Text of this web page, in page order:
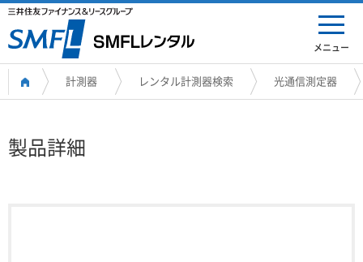
メニュー
計測器 レンタル計測器検索 光通信測定器
製品詳細